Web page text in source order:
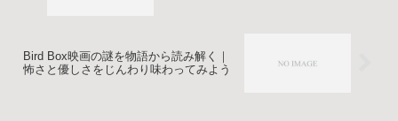
Bird Box映画の謎を物語から読み解く｜
怖さと優しさをじんわり味わってみよう